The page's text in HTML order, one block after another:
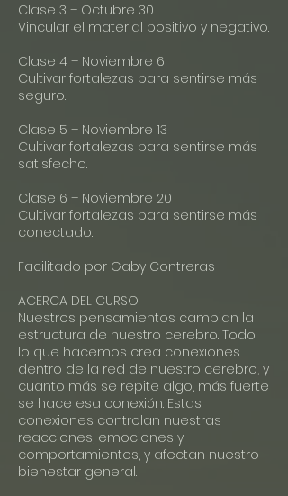
Clase 3 – Octubre 30
Vincular el material positivo y negativo.
Clase 4 – Noviembre 6
Cultivar fortalezas para sentirse más
seguro.
Clase 5 – Noviembre 13
Cultivar fortalezas para sentirse más
satisfecho.
Clase 6 – Noviembre 20
Cultivar fortalezas para sentirse más
conectado.
Facilitado por Gaby Contreras
ACERCA DEL CURSO:
Nuestros pensamientos cambian la
estructura de nuestro cerebro. Todo
lo que hacemos crea conexiones
dentro de la red de nuestro cerebro, y
cuanto más se repite algo, más fuerte
se hace esa conexión. Estas
conexiones controlan nuestras
reacciones, emociones y
comportamientos, y afectan nuestro
bienestar general.